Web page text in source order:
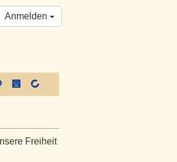
Anmelden
Freiheit